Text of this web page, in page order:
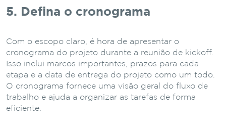
5. Defina o cronograma
Com o escopo claro, é hora de apresentar o
cronograma do projeto durante a reunião de kickoff.
Isso inclui marcos importantes, prazos para cada
etapa e a data de entrega do projeto como um todo.
O cronograma fornece uma visão geral do fluxo de
trabalho e ajuda a organizar as tarefas de forma
eficiente.